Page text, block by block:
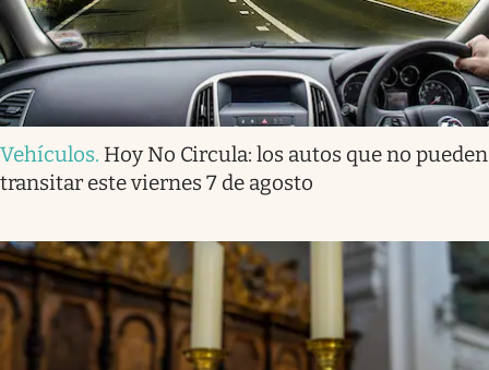
Vehículos. Hoy No Circula: los autos que no pueden
transitar este viernes 7 de agosto